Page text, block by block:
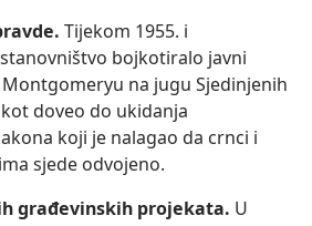
Tijekom 1955. i
bojkotiralo javni
na jugu Sjedinjenih
doveo do ukidanja
koji je nalagao da crnci i
sjede odvojeno.
građevinskih projekata. U